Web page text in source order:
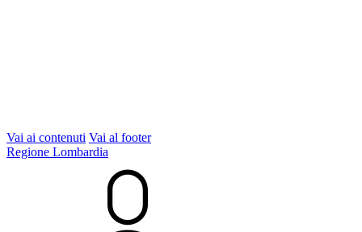
Vai ai contenuti Vai al footer
Regione Lombardia